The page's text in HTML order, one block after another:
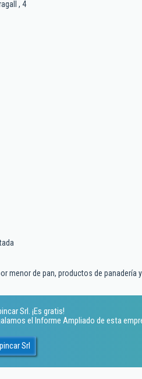
, 4
menor de pan, productos de panadería
Srl. ¡Es gratis!
el Informe Ampliado de esta
Srl